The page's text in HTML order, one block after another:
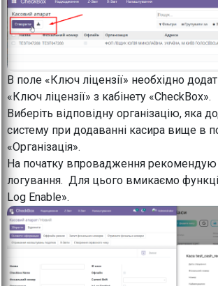
В поле «Ключ ліцензії» необхідно
«Ключ ліцензії» з кабінету «CheckBox».
Виберіть відповідну організацію, яка
систему при додаванні касира вище в
«Організація».
На початку впровадження
логування. Для цього вмикаємо
Log Enable».